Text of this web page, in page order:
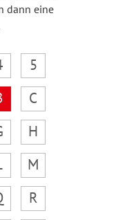
dann eine
5
C
H
M
R